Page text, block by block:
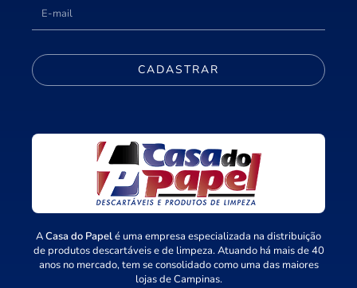
CADASTRAR
ACasa do Papelé uma empresa especializada na distribuição
de produtos descartáveis e de limpeza. Atuando há mais de 40
anos no mercado, tem se consolidado como uma das maiores
lojas de Campinas.